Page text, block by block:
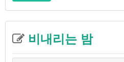
비내리는 밤